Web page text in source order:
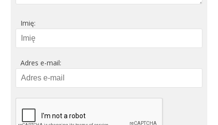
Imię:
Adres e-mail: